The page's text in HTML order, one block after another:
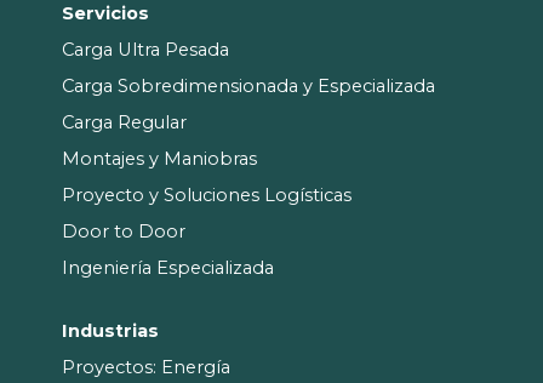
Servicios
Carga Ultra Pesada
Carga Sobredimensionada y Especializada
Carga Regular
Montajes y Maniobras
Proyecto y Soluciones Logísticas
Door to Door
Ingeniería Especializada
Industrias
Proyectos: Energía